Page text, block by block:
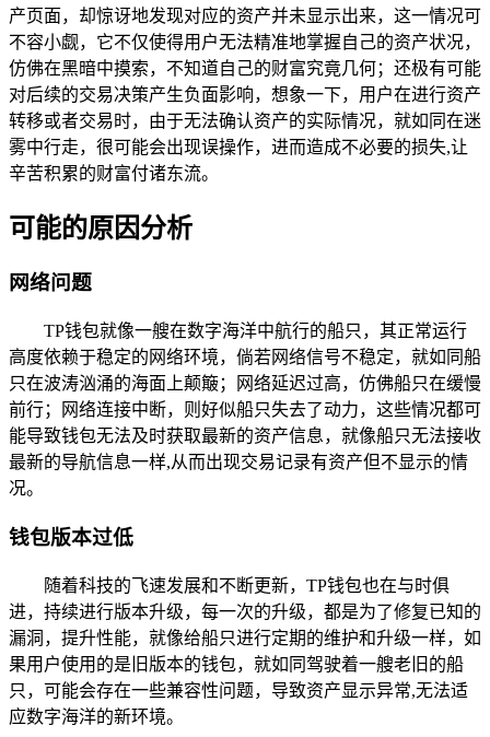
产页面，却惊讶地发现对应的资产并未显示出来，这一情况可
不容小觑，它不仅使得用户无法精准地掌握自己的资产状况，
仿佛在黑暗中摸索，不知道自己的财富究竟几何；还极有可能
对后续的交易决策产生负面影响，想象一下，用户在进行资产
转移或者交易时，由于无法确认资产的实际情况，就如同在迷
雾中行走，很可能会出现误操作，进而造成不必要的损失,让
辛苦积累的财富付诸东流。
可能的原因分析
网络问题
TP钱包就像一艘在数字海洋中航行的船只，其正常运行
高度依赖于稳定的网络环境，倘若网络信号不稳定，就如同船
只在波涛汹涌的海面上颠簸；网络延迟过高，仿佛船只在缓慢
前行；网络连接中断，则好似船只失去了动力，这些情况都可
能导致钱包无法及时获取最新的资产信息，就像船只无法接收
最新的导航信息一样,从而出现交易记录有资产但不显示的情
况。
钱包版本过低
随着科技的飞速发展和不断更新，TP钱包也在与时俱
进，持续进行版本升级，每一次的升级，都是为了修复已知的
漏洞，提升性能，就像给船只进行定期的维护和升级一样，如
果用户使用的是旧版本的钱包，就如同驾驶着一艘老旧的船
只，可能会存在一些兼容性问题，导致资产显示异常,无法适
应数字海洋的新环境。